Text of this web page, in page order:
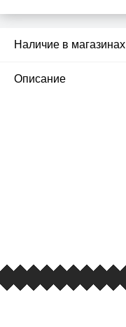
Наличие в магазинах
Описание